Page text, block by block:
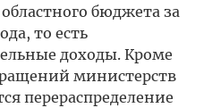
бюджета за
то есть
доходы. Кроме
министерств
перераспределение